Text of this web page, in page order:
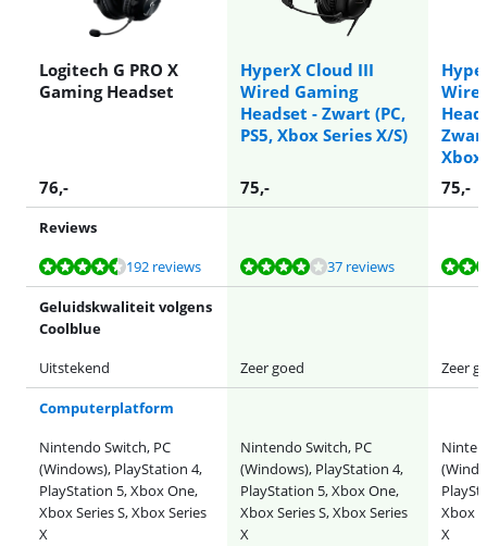
Logitech G PRO X
Gaming Headset
HyperX Cloud III
Wired Gaming
Headset - Zwart (PC,
PS5, Xbox Series X/S)
Xbox
76,- 75,- 75,-
Reviews
Beoordeling is 8,9 van de 10, gebaseerd op 192 reviews.
192 reviews
Beoordeling is 8,2 van de 10, gebaseerd op 37 reviews.37 reviews
Beoordeling is 8,2 van de 10, gebaseerd op 37 reviews.
Beoordeling is 8,2 van de 10, gebaseerd op 37 reviews.
Beoordeling is 8,8 van de 10, gebaseerd op 11 reviews.
Geluidskwaliteit volgens
Coolblue
Uitstekend
Zeer goed Zeer
Computerplatform
Nintendo Switch, PC
(Windows), PlayStation 4,
PlayStation 5, Xbox One,
Xbox Series S, Xbox Series
X
Nintendo Switch, PC
(Windows), PlayStation 4,
PlayStation 5, Xbox One,
Xbox Series S, Xbox Series
X
Xbox
X